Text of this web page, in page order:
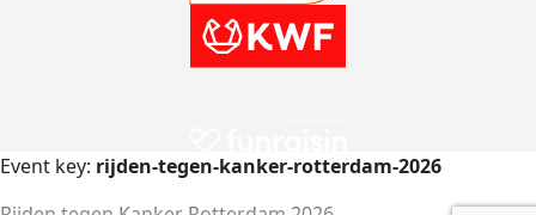
Event key: rijden-tegen-kanker-rotterdam-2026